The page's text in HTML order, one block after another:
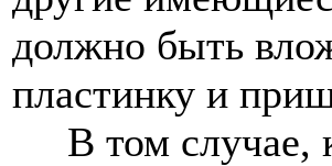
должно быть
пластинку и
В том случае,